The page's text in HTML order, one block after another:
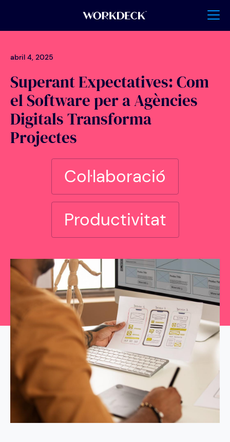
abril 4, 2025
Superant Expectatives: Com
el Software per a Agències
Digitals Transforma
Projectes
Col·laboració
Productivitat